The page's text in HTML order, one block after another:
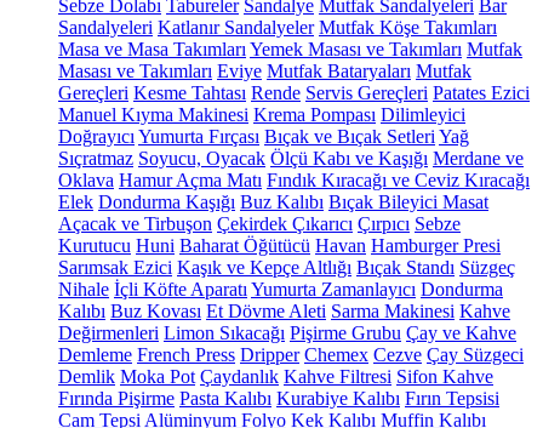
Sebze Dolabı Tabureler Sandalye Mutfak Sandalyeleri Bar
Sandalyeleri Katlanır Sandalyeler Mutfak Köşe Takımları
Masa ve Masa Takımları Yemek Masası ve Takımları Mutfak
Masası ve Takımları Eviye Mutfak Bataryaları Mutfak
Gereçleri Kesme Tahtası Rende Servis Gereçleri Patates Ezici
Manuel Kıyma Makinesi Krema Pompası Dilimleyici
Doğrayıcı Yumurta Fırçası Bıçak ve Bıçak Setleri Yağ
Sıçratmaz Soyucu, Oyacak Ölçü Kabı ve Kaşığı Merdane ve
Oklava Hamur Açma Matı Fındık Kıracağı ve Ceviz Kıracağı
Elek Dondurma Kaşığı Buz Kalıbı Bıçak Bileyici Masat
Açacak ve Tirbuşon Çekirdek Çıkarıcı Çırpıcı Sebze
Kurutucu Huni Baharat Öğütücü Havan Hamburger Presi
Sarımsak Ezici Kaşık ve Kepçe Altlığı Bıçak Standı Süzgeç
Nihale İçli Köfte Aparatı Yumurta Zamanlayıcı Dondurma
Kalıbı Buz Kovası Et Dövme Aleti Sarma Makinesi Kahve
Değirmenleri Limon Sıkacağı Pişirme Grubu Çay ve Kahve
Demleme French Press Dripper Chemex Cezve Çay Süzgeci
Demlik Moka Pot Çaydanlık Kahve Filtresi Sifon Kahve
Fırında Pişirme Pasta Kalıbı Kurabiye Kalıbı Fırın Tepsisi
Cam Tepsi Alüminyum Folyo Kek Kalıbı Muffin Kalıbı